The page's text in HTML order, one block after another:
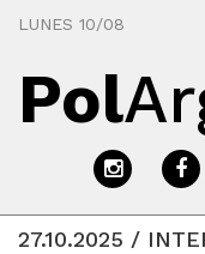
LUNES 10/08
Pol
27.10.2025 /